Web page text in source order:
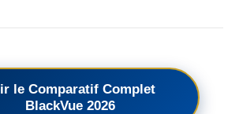
le Comparatif Complet
BlackVue 2026